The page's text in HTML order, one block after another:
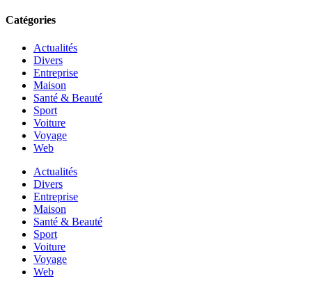
Catégories
Actualités
Divers
Entreprise
Maison
Santé & Beauté
Sport
Voiture
Voyage
Web
Actualités
Divers
Entreprise
Maison
Santé & Beauté
Sport
Voiture
Voyage
Web